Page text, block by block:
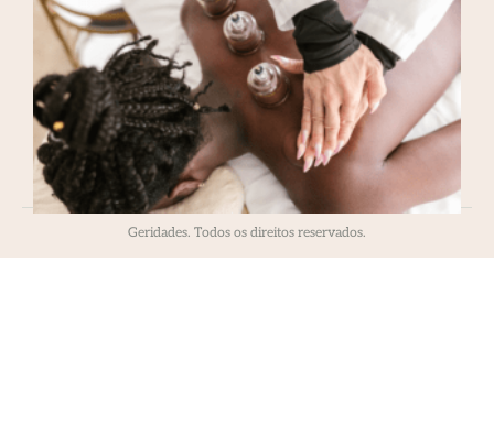
Termos de Uso
Reembolso/Cancelamento
Contato
(61) 99166-1440
geridades@gmail.com.br
Geridades. Todos os direitos reservados.